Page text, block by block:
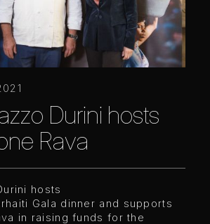
Durini hosts
Rava
hosts
Gala dinner and supports
in raising funds for the